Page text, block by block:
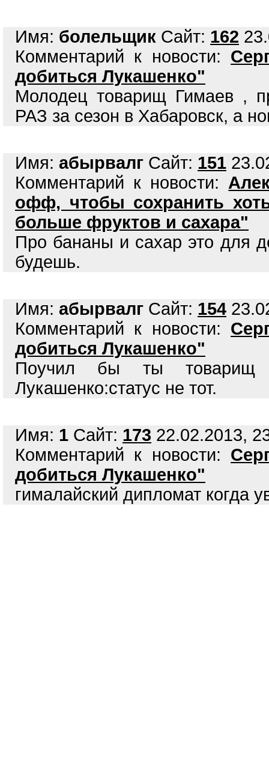
Имя: болельщик Сайт: 162
Комментарий к новости:
добиться Лукашенко"
Молодец товарищ Гимаев ,
РАЗ за сезон в Хабаровск, а
Имя: абырвалг Сайт: 151
Комментарий к новости:
офф, чтобы сохранить
больше фруктов и сахара"
Про бананы и сахар это для
будешь.
Имя: абырвалг Сайт: 154
Комментарий к новости:
добиться Лукашенко"
Поучил бы ты товарищ
Лукашенко:статус не тот.
Имя: 1 Сайт: 173 22.02.2013,
Комментарий к новости:
добиться Лукашенко"
гималайский дипломат когда